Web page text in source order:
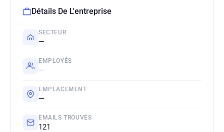
Détails De L'entreprise
SECTEUR
—
EMPLOYÉS
—
EMPLACEMENT
—
EMAILS TROUVÉS
121